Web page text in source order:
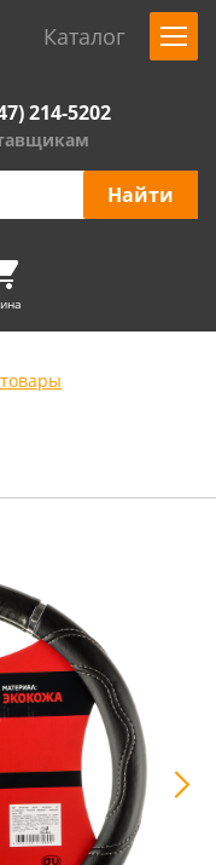
Каталог
214-5202